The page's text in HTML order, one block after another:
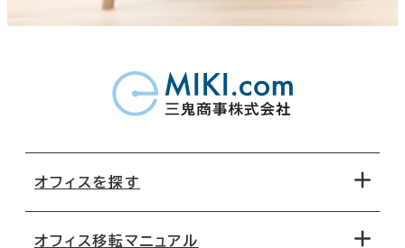
オフィスを探す
オフィス移転マニュアル